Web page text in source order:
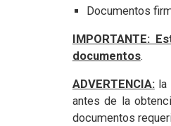
Documentos
IMPORTANTE:
documentos.
ADVERTENCIA:la
antes de la
documentos